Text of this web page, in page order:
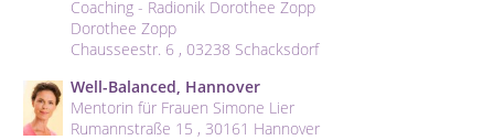
Coaching - Radionik Dorothee Zopp
Dorothee Zopp
Chausseestr. 6 , 03238 Schacksdorf
Well-Balanced, Hannover
Mentorin für Frauen Simone Lier
Rumannstraße 15 , 30161 Hannover